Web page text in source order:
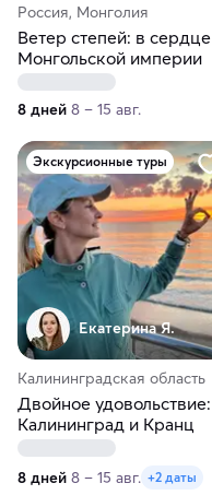
Россия, Монголия
Ветер степей: в сердце
Монгольской империи
8 дней 8 – 15 авг.
Экскурсионные туры
Екатерина Я.
Калининградская область
Двойное удовольствие:
Калининград и Кранц
8 дней 8 – 15 авг. +2 даты